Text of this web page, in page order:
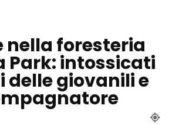
nella foresteria
Park: intossicati
delle giovanili e